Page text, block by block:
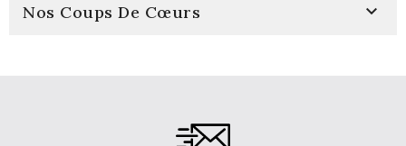
Nos Coups De Cœurs 